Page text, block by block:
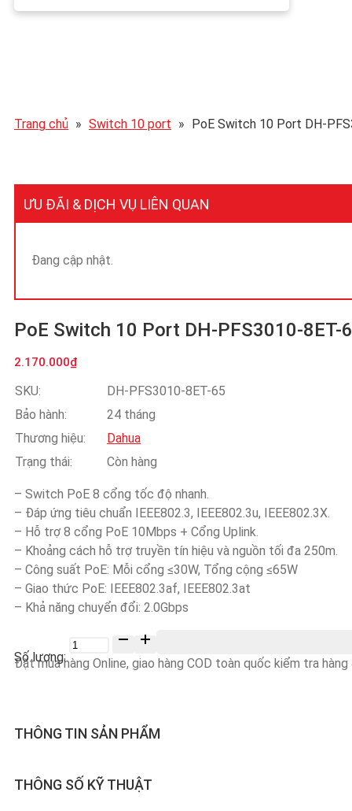
Trang chủ » Switch 10 port » PoE Switch 10 Port DH-
ƯU ĐÃI & DỊCH VỤ LIÊN QUAN
Đang cập nhật.
PoE Switch 10 Port DH-PFS3010-8ET-
2.170.000₫
SKU:
DH-PFS3010-8ET-65
Bảo hành:
24 tháng
Thương hiệu:
Dahua
Trạng thái:
Còn hàng
– Switch PoE 8 cổng tốc độ nhanh.
– Đáp ứng tiêu chuẩn IEEE802.3, IEEE802.3u, IEEE802.3X.
– Hỗ trợ 8 cổng PoE 10Mbps + Cổng Uplink.
– Khoảng cách hỗ trợ truyền tín hiệu và nguồn tối đa 250m.
– Công suất PoE: Mỗi cổng ≤30W, Tổng cộng ≤65W
– Giao thức PoE: IEEE802.3af, IEEE802.3at
– Khả năng chuyển đổi: 2.0Gbps
Số
lượng
Đặt mua hàng Online, giao hàng COD toàn quốc kiểm tra
THÔNG TIN SẢN PHẨM
THÔNG SỐ KỸ THUẬT